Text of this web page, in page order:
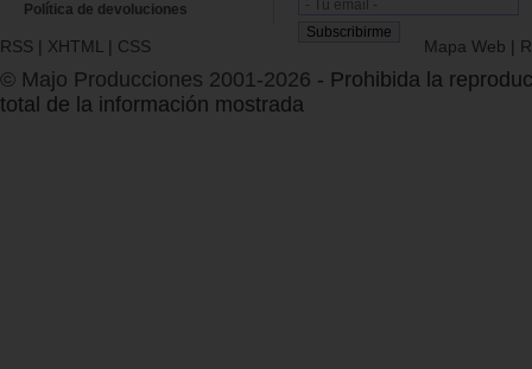
Política de devoluciones
RSS | XHTML | CSS Mapa Web |
© Majo Producciones 2001-2026 - Prohibida la
total de la información mostrada